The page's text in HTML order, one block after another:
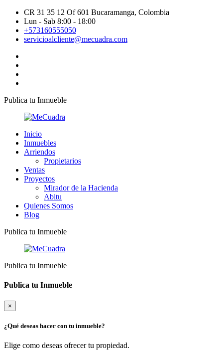
CR 31 35 12 Of 601 Bucaramanga, Colombia
Lun - Sab 8:00 - 18:00
+573160555050
servicioalcliente@mecuadra.com
Publica tu Inmueble
Inicio
Inmuebles
Arriendos
Propietarios
Ventas
Proyectos
Mirador de la Hacienda
Abitu
Quienes Somos
Blog
Publica tu Inmueble
Publica tu Inmueble
Publica tu Inmueble
×
¿Qué deseas hacer con tu inmueble?
Elige como deseas ofrecer tu propiedad.